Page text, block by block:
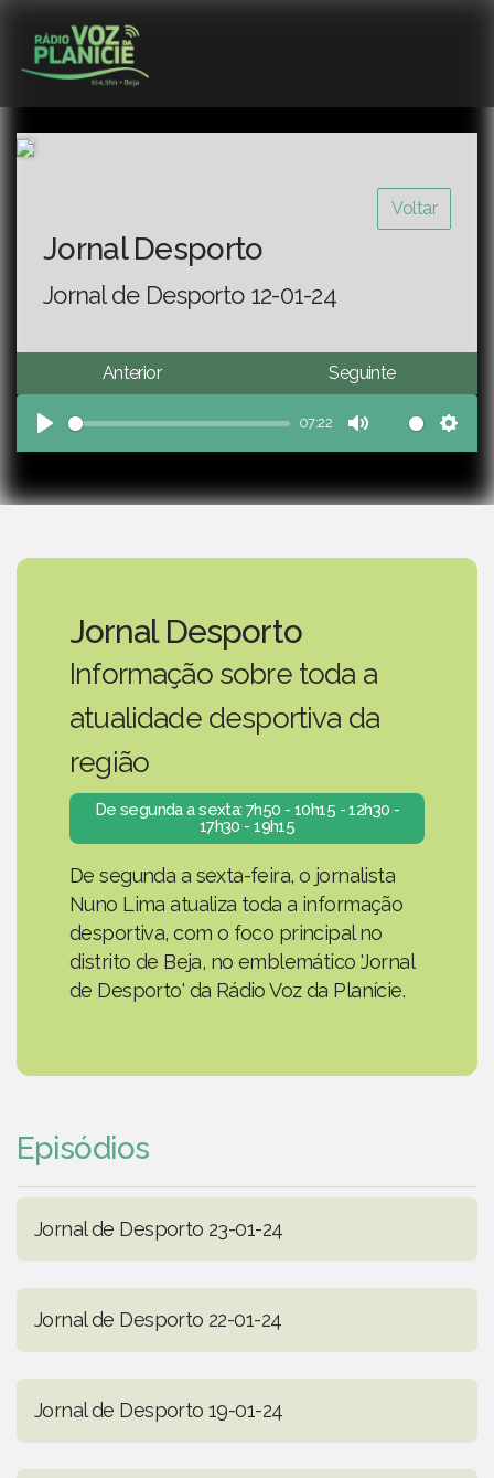
Voltar
Jornal Desporto
Jornal de Desporto 12-01-24
Anterior Seguinte
Play
07:22
Mute
Jornal Desporto
Informação sobre toda a
atualidade desportiva da
região
De segunda a sexta: 7h50 - 10h15 - 12h30 -
17h30 - 19h15
De segunda a sexta-feira, o jornalista
Nuno Lima atualiza toda a informação
desportiva, com o foco principal no
distrito de Beja, no emblemático 'Jornal
de Desporto' da Rádio Voz da Planície.
Episódios
Jornal de Desporto 23-01-24
Jornal de Desporto 22-01-24
Jornal de Desporto 19-01-24